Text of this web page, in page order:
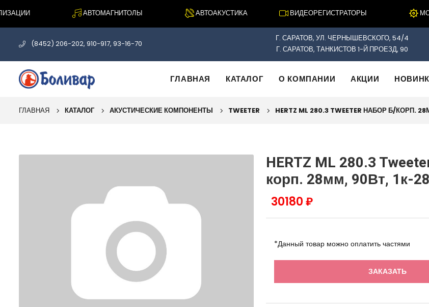
АВТОМАГНИТОЛЫ АВТОАКУСТИКА ВИДЕОРЕГИСТРАТОРЫ
(8452) 206-202, 910-917, 93-16-70
Г. САРАТОВ, УЛ. ЧЕРНЫШЕВСКОГО, 54/4
Г. САРАТОВ, ТАНКИСТОВ 1-Й ПРОЕЗД, 90
ГЛАВНАЯ КАТАЛОГ О КОМПАНИИ АКЦИИ
ГЛАВНАЯ КАТАЛОГ АКУСТИЧЕСКИЕ КОМПОНЕНТЫ TWEETER HERTZ ML 280.3 TWEETER НАБОР Б/КОРП.
HERTZ ML 280.3
корп. 28мм, 90Вт, 1к-
30180 ₽
*Данный товар можно оплатить частями
ЗАКАЗАТЬ